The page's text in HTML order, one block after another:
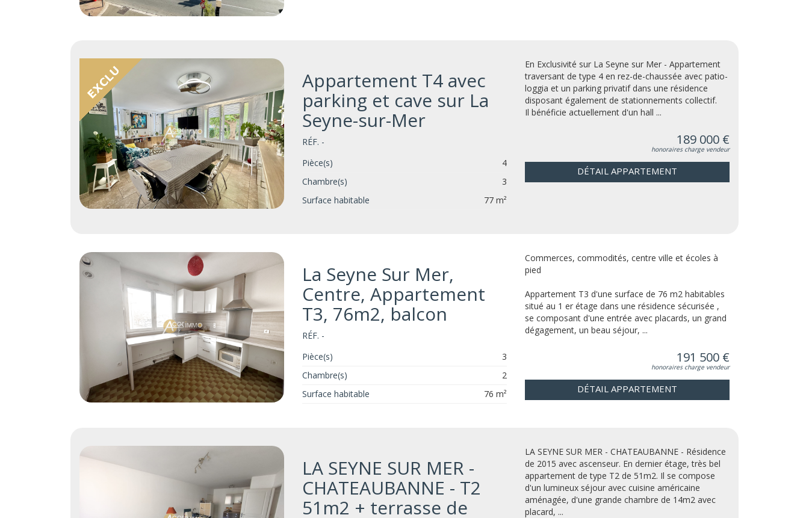
Appartement T4 avec
parking et cave sur La
Seyne-sur-Mer
RÉF. -
Pièce(s)
4
Chambre(s)
3
Surface habitable
77 m²
En Exclusivité sur La Seyne sur Mer - Appartement
traversant de type 4 en rez-de-chaussée avec patio-
loggia et un parking privatif dans une résidence
disposant également de stationnements collectif.
Il bénéficie actuellement d'un hall ...
189 000 €
honoraires charge vendeur
DÉTAIL APPARTEMENT
La Seyne Sur Mer,
Centre, Appartement
T3, 76m2, balcon
RÉF. -
Pièce(s)
3
Chambre(s)
2
Surface habitable
76 m²
Commerces, commodités, centre ville et écoles à
pied
Appartement T3 d'une surface de 76 m2 habitables
situé au 1 er étage dans une résidence sécurisée ,
se composant d'une entrée avec placards, un grand
dégagement, un beau séjour, ...
191 500 €
honoraires charge vendeur
DÉTAIL APPARTEMENT
LA SEYNE SUR MER -
CHATEAUBANNE - T2
51m2 + terrasse de
LA SEYNE SUR MER - CHATEAUBANNE - Résidence
de 2015 avec ascenseur. En dernier étage, très bel
appartement de type T2 de 51m2. Il se compose
d'un lumineux séjour avec cuisine américaine
aménagée, d'une grande chambre de 14m2 avec
placard, ...